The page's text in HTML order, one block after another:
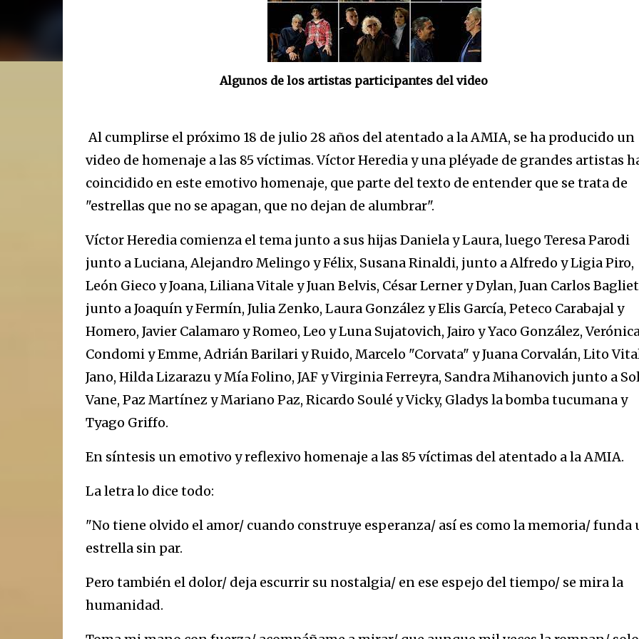
Algunos de los artistas participantes del video
Al cumplirse el próximo 18 de julio 28 años del atentado a la AMIA, se ha producido un
video de homenaje a las 85 víctimas. Víctor Heredia y una pléyade de grandes artistas
coincidido en este emotivo homenaje, que parte del texto de entender que se trata de
"estrellas que no se apagan, que no dejan de alumbrar".
Víctor Heredia comienza el tema junto a sus hijas Daniela y Laura, luego Teresa Parodi
junto a Luciana, Alejandro Melingo y Félix, Susana Rinaldi, junto a Alfredo y Ligia Piro,
León Gieco y Joana, Liliana Vitale y Juan Belvis, César Lerner y Dylan, Juan Carlos
junto a Joaquín y Fermín, Julia Zenko, Laura González y Elis García, Peteco Carabajal y
Homero, Javier Calamaro y Romeo, Leo y Luna Sujatovich, Jairo y Yaco González,
Condomi y Emme, Adrián Barilari y Ruido, Marcelo "Corvata" y Juana Corvalán, Lito
Jano, Hilda Lizarazu y Mía Folino, JAF y Virginia Ferreyra, Sandra Mihanovich junto a
Vane, Paz Martínez y Mariano Paz, Ricardo Soulé y Vicky, Gladys la bomba tucumana y
Tyago Griffo.
En síntesis un emotivo y reflexivo homenaje a las 85 víctimas del atentado a la AMIA.
La letra lo dice todo:
"No tiene olvido el amor/ cuando construye esperanza/ así es como la memoria/ funda
estrella sin par.
Pero también el dolor/ deja escurrir su nostalgia/ en ese espejo del tiempo/ se mira la
humanidad.